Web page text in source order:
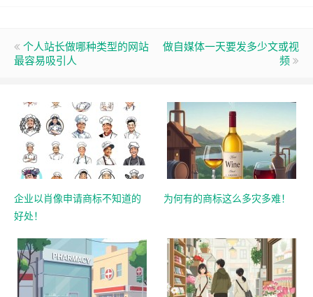
个人站长做哪种类型的网站
最容易吸引人
做自媒体一天要发多少文或视
频
企业以肖像申请商标不知道的
好处！
为何有的商标这么多灾多难！